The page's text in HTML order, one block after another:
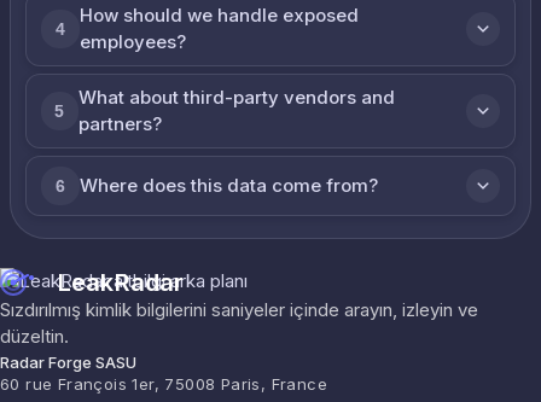
4
How should we handle exposed
employees?
5
What about third-party vendors and
partners?
6 Where does this data come from?
LeakRadar
Sızdırılmış kimlik bilgilerini saniyeler içinde arayın, izleyin ve
düzeltin.
Radar Forge SASU
60 rue François 1er, 75008 Paris, France